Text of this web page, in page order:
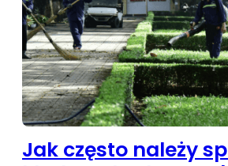
Jak często należy